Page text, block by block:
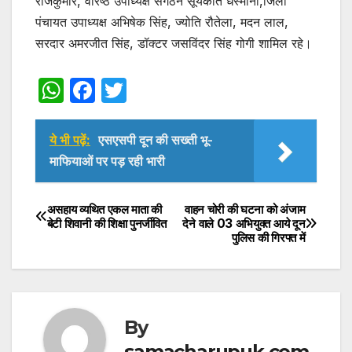
पंचायत उपाध्यक्ष अभिषेक सिंह, ज्योति रौतेला, मदन लाल,
सरदार अमरजीत सिंह, डॉक्टर जसविंदर सिंह गोगी शामिल रहे।
W
h
at
s
A
p
F
a
c
e
b
o
k
w
itt
er
ये भी पढ़ें: एसएसपी दून की सख्ती भू-
माफियाओं पर पड़ रही भारी
Post
वाहन चोरी की घटना को अंजाम
देने वाले 03 अभियुक्त आये दून
पुलिस की गिरफ्त में
असहाय व्यथित एकल माता की
बेटी शिवानी की शिक्षा पुनर्जीवित
By